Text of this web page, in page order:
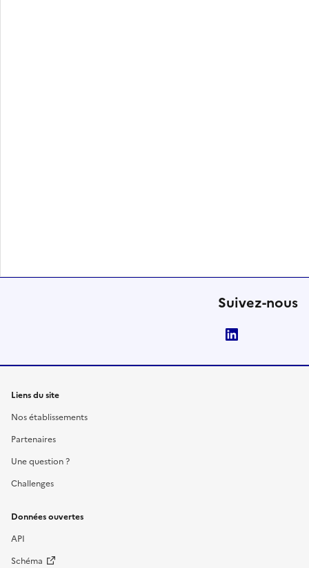
Suivez-nous
Liens du site
Nos établissements
Partenaires
Une question ?
Challenges
Données ouvertes
API
Schéma